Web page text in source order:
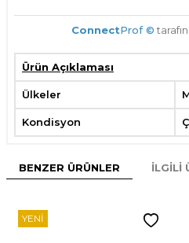
ConnectProf ©
Ürün Açıklaması
Ülkeler
Kondisyon
BENZER ÜRÜNLER İLGILI
YENI